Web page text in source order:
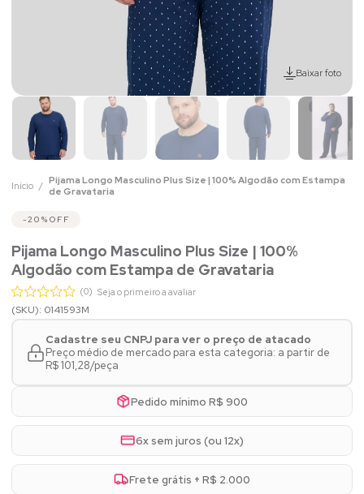
Baixar foto
Início
Pijama Longo Masculino Plus Size | 100% Algodão com Estampa
de Gravataria
20% OFF
Pijama Longo Masculino Plus Size | 100%
Algodão com Estampa de Gravataria
(0) Seja o primeiro a avaliar
(SKU): 0141593M
Cadastre seu CNPJ para ver o preço de atacado
Preço médio de mercado para esta categoria: a partir de
R$ 101,28/peça
Pedido mínimo R$ 900
6x sem juros (ou 12x)
Frete grátis + R$ 2.000